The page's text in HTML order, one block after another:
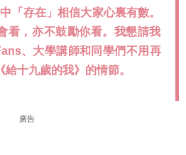
「存在」相信大家心裏有數。
看，亦不鼓勵你看。我懇請我
、大學講師和同學們不用再
十九歲的我》的情節。
廣告